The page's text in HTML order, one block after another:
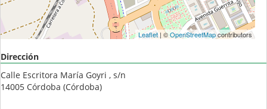
Leaflet| ©OpenStreetMapcontributors
Dirección
Calle Escritora María Goyri , s/n
14005 Córdoba (Córdoba)